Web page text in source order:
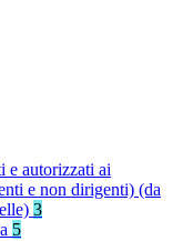
e autorizzati ai
e non dirigenti) (da
3
5